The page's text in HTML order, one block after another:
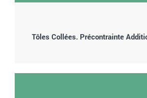
Tôles Collées. Précontrainte